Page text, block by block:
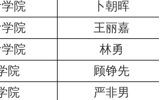
院
卜朝晖
院
王丽嘉
院
林勇
院
顾铮先
院
严非男